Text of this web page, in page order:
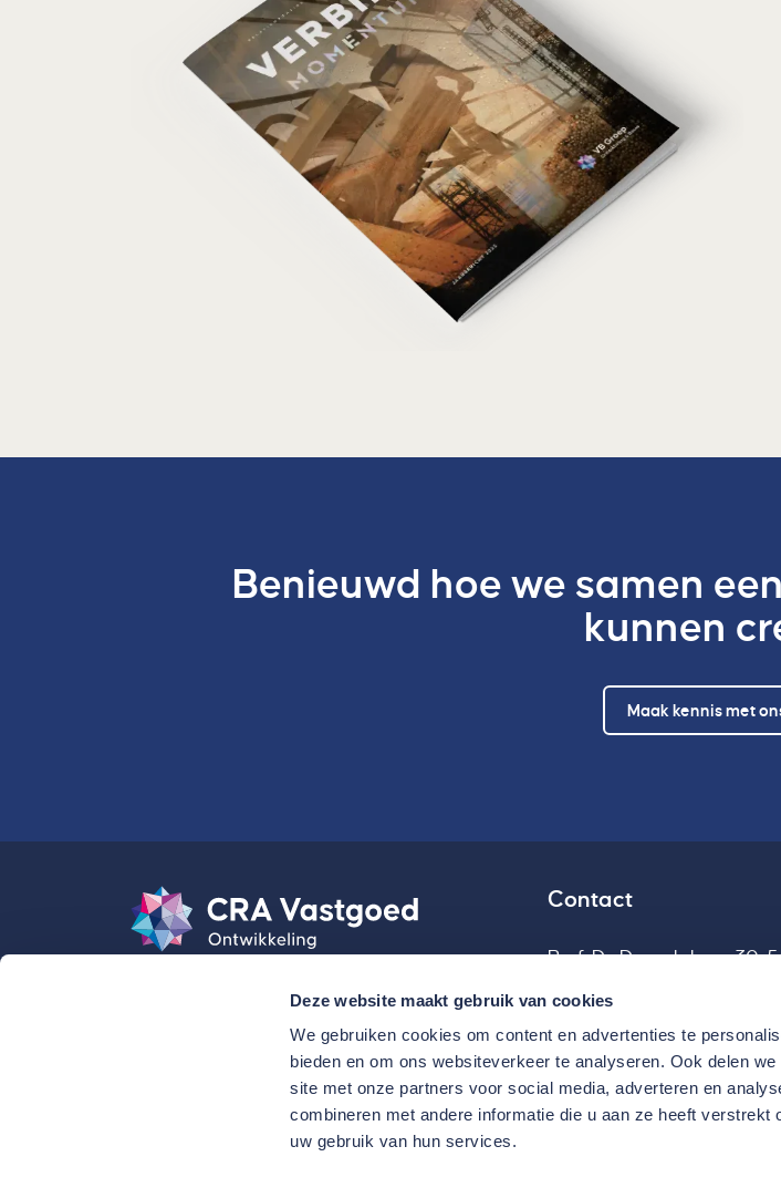
Deze website maakt gebruik van cookies
We gebruiken cookies om content en advertenties te
bieden en om ons websiteverkeer te analyseren. Ook delen
site met onze partners voor social media, adverteren en
combineren met andere informatie die u aan ze heeft
uw gebruik van hun services.
Benieuwd hoe we samen
kunnen
Maak kennis met
Contact
Prof. Dr. Dorgelolaan 30,
Routebeschrijving
040 - 213 51 22
info@cravastgoed.nl